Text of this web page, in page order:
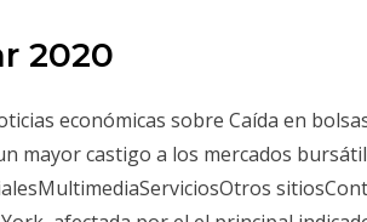
2020
económicas sobre Caída en
mayor castigo a los mercados